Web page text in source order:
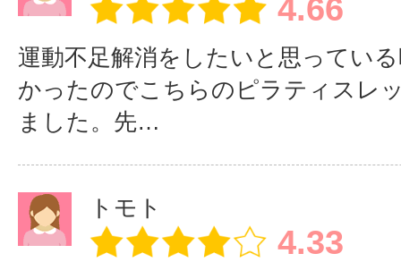
https://www.ifl-s.com/ 4.66
運動不足解消をしたいと思ってい
かったのでこちらのピラティスレ
ました。先…
トモト
4.33